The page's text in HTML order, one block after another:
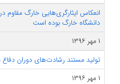
انعکاس ایثارگری‌هایی خارگ مقاوم
دانشگاه خارگ بوده است
۱ مهر ۱۳۹۶
تولید مستند رشادت‌های دوران
۱ مهر ۱۳۹۶